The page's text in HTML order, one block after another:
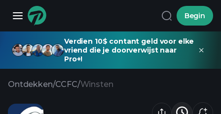
Begin
Verdien 10$ contant geld voor elke
vriend die je doorverwijst naar
Pro+!
Ontdekken/CCFC/Winsten